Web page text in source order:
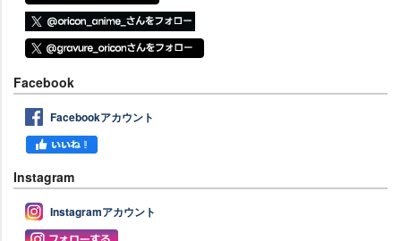
Facebook
Facebookアカウント
Instagram
Instagramアカウント